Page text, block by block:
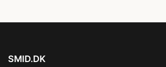
SMID.DK